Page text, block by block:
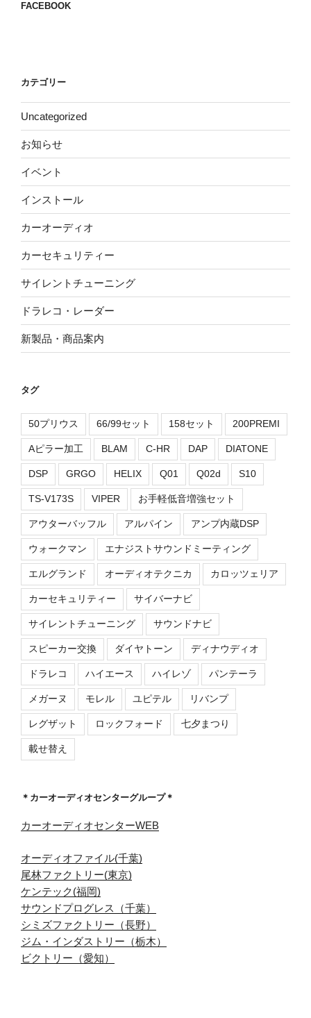
FACEBOOK
カテゴリー
Uncategorized
お知らせ
イベント
インストール
カーオーディオ
カーセキュリティー
サイレントチューニング
ドラレコ・レーダー
新製品・商品案内
タグ
50プリウス 66/99セット 158セット 200PREMI
Aピラー加工 BLAM C-HR DAP DIATONE
DSP GRGO HELIX Q01 Q02d S10
TS-V173S VIPER お手軽低音増強セット
アウターバッフル アルパイン アンプ内蔵DSP
ウォークマン エナジストサウンドミーティング
エルグランド オーディオテクニカ カロッツェリア
カーセキュリティー サイバーナビ
サイレントチューニング サウンドナビ
スピーカー交換 ダイヤトーン ディナウディオ
ドラレコ ハイエース ハイレゾ パンテーラ
メガーヌ モレル ユピテル リバンプ
レグザット ロックフォード 七夕まつり
載せ替え
＊カーオーディオセンターグループ＊
カーオーディオセンターWEB
オーディオファイル(千葉)
尾林ファクトリー(東京)
ケンテック(福岡)
サウンドプログレス（千葉）
シミズファクトリー（長野）
ジム・インダストリー（栃木）
ビクトリー（愛知）